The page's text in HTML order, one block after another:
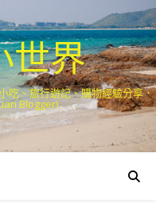
世界
吃、旅行遊記、購物經驗分享．
Blogger)